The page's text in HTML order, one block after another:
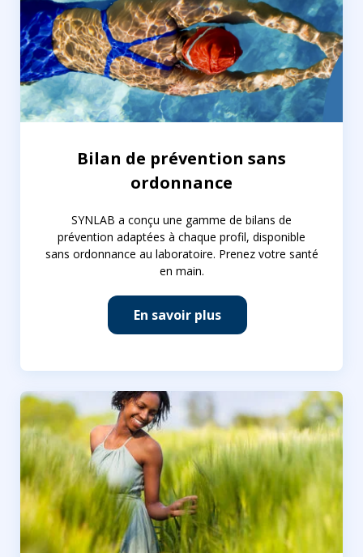
Bilan de prévention sans
ordonnance
SYNLAB a conçu une gamme de bilans de
prévention adaptées à chaque profil, disponible
sans ordonnance au laboratoire. Prenez votre santé
en main.
En savoir plus